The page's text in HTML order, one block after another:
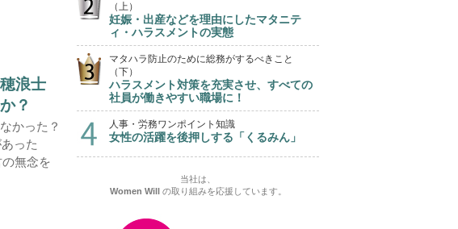
浪士
？
かった？
った
無念を
（上）
妊娠・出産などを理由にしたマタニテ
ィ・ハラスメントの実態
マタハラ防止のために総務がするべきこと
（下）
ハラスメント対策を充実させ、すべての
社員が働きやすい職場に！
人事・労務ワンポイント知識
女性の活躍を後押しする「くるみん」
当社は、
Women Willの取り組みを応援しています。